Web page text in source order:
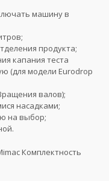
машину в
продукта;
капания теста
(для модели Eurodrop
валов);
насадками;
на выбор;
Комплектность